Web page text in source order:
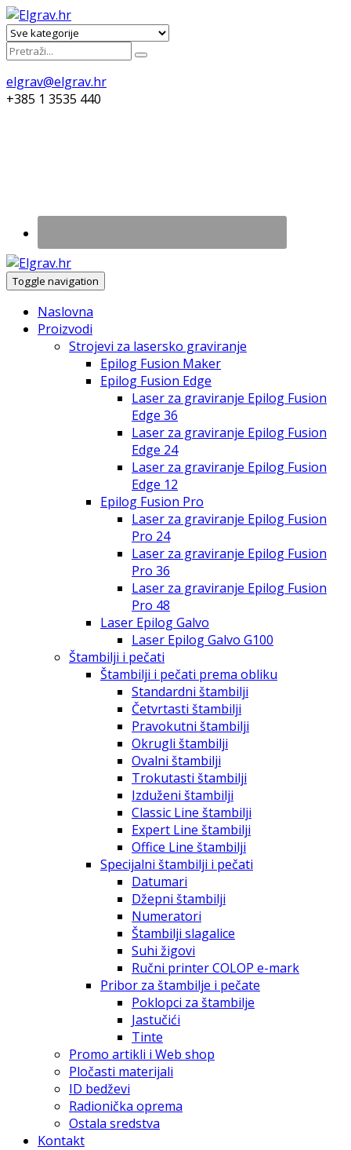
elgrav@elgrav.hr
+385 1 3535 440
Toggle navigation
Naslovna
Proizvodi
Strojevi za lasersko graviranje
Epilog Fusion Maker
Epilog Fusion Edge
Laser za graviranje Epilog Fusion
Edge 36
Laser za graviranje Epilog Fusion
Edge 24
Laser za graviranje Epilog Fusion
Edge 12
Epilog Fusion Pro
Laser za graviranje Epilog Fusion
Pro 24
Laser za graviranje Epilog Fusion
Pro 36
Laser za graviranje Epilog Fusion
Pro 48
Laser Epilog Galvo
Laser Epilog Galvo G100
Štambilji i pečati
Štambilji i pečati prema obliku
Standardni štambilji
Četvrtasti štambilji
Pravokutni štambilji
Okrugli štambilji
Ovalni štambilji
Trokutasti štambilji
Izduženi štambilji
Classic Line štambilji
Expert Line štambilji
Office Line štambilji
Specijalni štambilji i pečati
Datumari
Džepni štambilji
Numeratori
Štambilji slagalice
Suhi žigovi
Ručni printer COLOP e-mark
Pribor za štambilje i pečate
Poklopci za štambilje
Jastučići
Tinte
Promo artikli i Web shop
Pločasti materijali
ID bedževi
Radionička oprema
Ostala sredstva
Kontakt